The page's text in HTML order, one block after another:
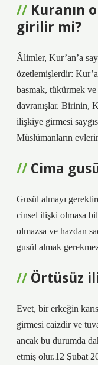
Kuranın
girilir mi?
Âlimler, Kur’an’a
özetlemişlerdir:
basmak, tükürmek ve
davranışlar. Birinin,
ilişkiye girmesi
Müslümanların
Cima
Gusül almayı
cinsel ilişki olmasa
olmazsa ve hazdan
gusül almak
Örtüsüz
Evet, bir erkeğin
girmesi caizdir ve
ancak bu durumda
etmiş olur.12 Şubat